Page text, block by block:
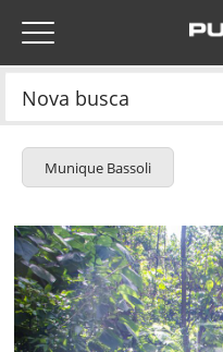
Munique Bassoli
Título do projeto
Códigos
Título do projeto